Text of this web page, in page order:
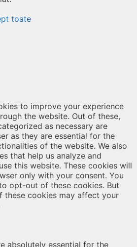
toate
to improve your experience
the website. Out of these,
as necessary are
as they are essential for the
of the website. We also
that help us analyze and
this website. These cookies will
only with your consent. You
opt-out of these cookies. But
these cookies may affect your
absolutely essential for the